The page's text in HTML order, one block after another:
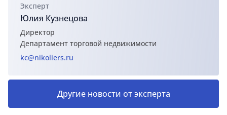
Эксперт
Юлия Кузнецова
Директор
Департамент торговой недвижимости
kc@nikoliers.ru
Другие новости от эксперта